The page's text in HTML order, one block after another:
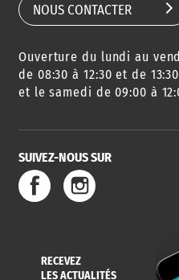
NOUS CONTACTER
Ouverture du lundi au
de 08:30 à 12:30 et de
et le samedi de 09:00 à
SUIVEZ-NOUS SUR
RECEVEZ
LES ACTUALITÉS